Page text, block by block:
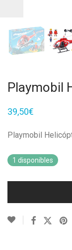
Playmobil
39,50€
Playmobil
1 disponibles